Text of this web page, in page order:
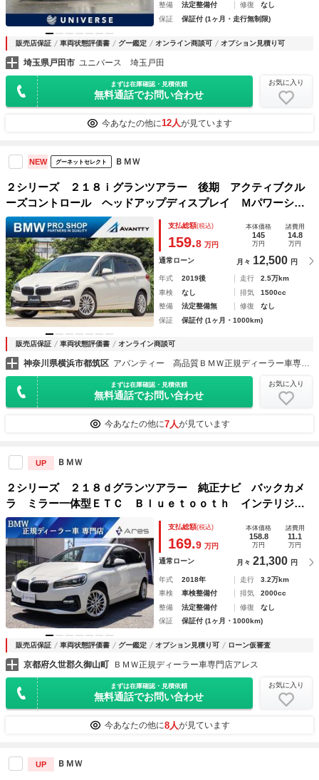
整備
法定整備付 修復
なし
保証
保証付 (1ヶ月・走行無制限)
販売店保証 車両状態評価書 グー鑑定 オンライン商談可 オプション見積り可
埼玉県戸田市 ユニバース 埼玉戸田
まずは在庫確認・見積依頼
無料通話でお問い合わせ
お気に入り
今あなたの他に12人が見ています
NEW グーネットセレクト ＢＭＷ
２シリーズ ２１８ｉグランツアラー 後期 アクティブクル
ーズコントロール ヘッドアップディスプレイ Ｍパワーシー
ト シートヒーター コンフォートアクセス 電動リアゲー
ト バックカメラ ＰＤＣセンサー ＬＥＤヘッドライト＆フ
ォグランプ
支払総額(税込)
159.8 万円
本体価格
145
万円
諸費用
14.8
万円
通常ローン 月々 12,500 円
年式 2019後 走行
2.5万km
車検
なし 排気
1500cc
整備
法定整備無 修復
なし
保証
保証付 (1ヶ月・1000km)
販売店保証 車両状態評価書 オンライン商談可
神奈川県横浜市都筑区 アバンティー 高品質ＢＭＷ正規ディーラー車専門店
まずは在庫確認・見積依頼
無料通話でお問い合わせ
お気に入り
今あなたの他に7人が見ています
UP ＢＭＷ
２シリーズ ２１８ｄグランツアラー 純正ナビ バックカメ
ラ ミラー一体型ＥＴＣ Ｂｌｕｅｔｏｏｔｈ インテリジェ
ントセーフティ パーキングアシスト Ｗエアコン ＬＥＤヘ
ッドライト スマートキー 純正１７インチアルミホイール
支払総額(税込)
169.9 万円
本体価格
158.8
万円
諸費用
11.1
万円
通常ローン 月々 21,300 円
年式 2018年 走行
3.2万km
車検
車検整備付 排気
2000cc
整備
法定整備付 修復
なし
保証
保証付 (1ヶ月・1000km)
販売店保証 車両状態評価書 グー鑑定 オプション見積り可 ローン仮審査
京都府久世郡久御山町 ＢＭＷ正規ディーラー車専門店アレス
まずは在庫確認・見積依頼
無料通話でお問い合わせ
お気に入り
今あなたの他に8人が見ています
UP ＢＭＷ